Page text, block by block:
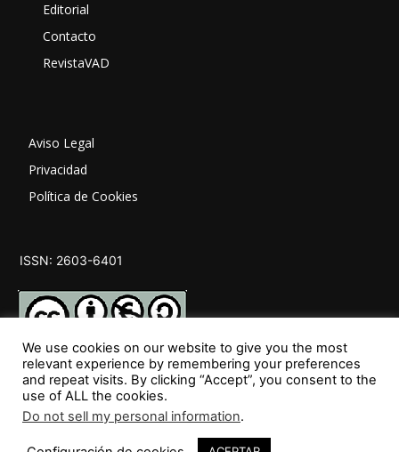
Editorial
Contacto
RevistaVAD
Aviso Legal
Privacidad
Política de Cookies
ISSN: 2603-6401
SÍGUENOS
We use cookies on our website to give you the most
relevant experience by remembering your preferences
and repeat visits. By clicking “Accept”, you consent to the
use of ALL the cookies.
Do not sell my personal information.